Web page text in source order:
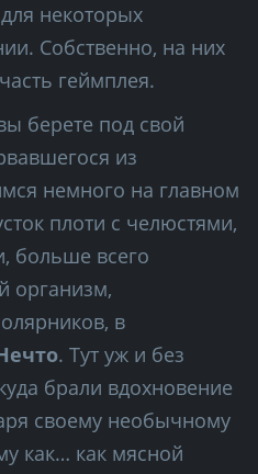
некоторых
Собственно, на них
геймплея.
берете под свой
из
немного на главном
плоти с челюстями,
больше всего
организм,
в
. Тут уж и без
брали вдохновение
своему необычному
как… как мясной